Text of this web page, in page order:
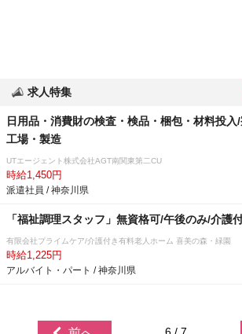
求人特集
日用品・消費財の検査・検品・梱包・材料投
工場・製造
UTエージェント株式会社AGT南関東第二CU
時給1,450円
派遣社員 / 神奈川県
「福祉調理スタッフ」無資格可/午後のみ/介護
有限会社プライムケア/介護付き有料老人ホーム 喜美の森・緑園
時給1,225円
アルバイト・パート / 神奈川県